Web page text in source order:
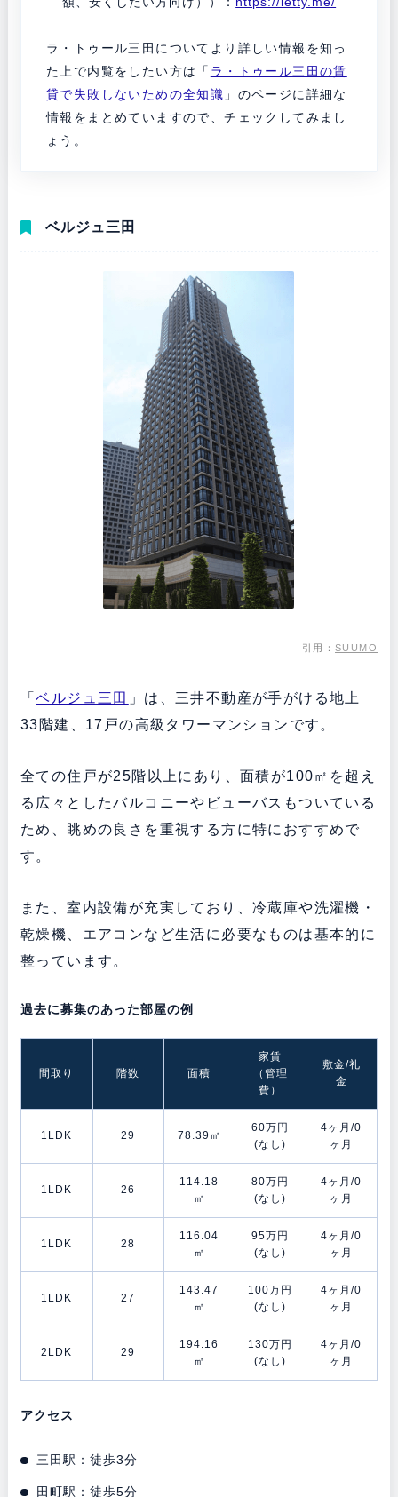
ラ・トゥール三田についてより詳しい情報を知っ
た上で内覧をしたい方は「 ラ・トゥール三田の賃
貸で失敗しないための全知識 」のページに詳細な
情報をまとめていますので、チェックしてみまし
ょう。
ベルジュ三田
引用：SUUMO
「ベルジュ三田 」は、三井不動産が手がける地上
33階建、17戸の高級タワーマンションです。
全ての住戸が25階以上にあり、面積が100㎡を超え
る広々としたバルコニーやビューバスもついている
ため、眺めの良さを重視する方に特におすすめで
す。
また、室内設備が充実しており、冷蔵庫や洗濯機・
乾燥機、エアコンなど生活に必要なものは基本的に
整っています。
過去に募集のあった部屋の例
間取り 階数 面積
家賃
（管理
費）
敷金/礼
金
1LDK 29 78.39㎡
60万円
(なし)
4ヶ月/0
ヶ月
1LDK 26
114.18
㎡
80万円
(なし)
4ヶ月/0
ヶ月
1LDK 28
116.04
㎡
95万円
(なし)
4ヶ月/0
ヶ月
1LDK 27
143.47
㎡
100万円
(なし)
4ヶ月/0
ヶ月
2LDK 29
194.16
㎡
130万円
(なし)
4ヶ月/0
ヶ月
アクセス
三田駅：徒歩3分
田町駅：徒歩5分